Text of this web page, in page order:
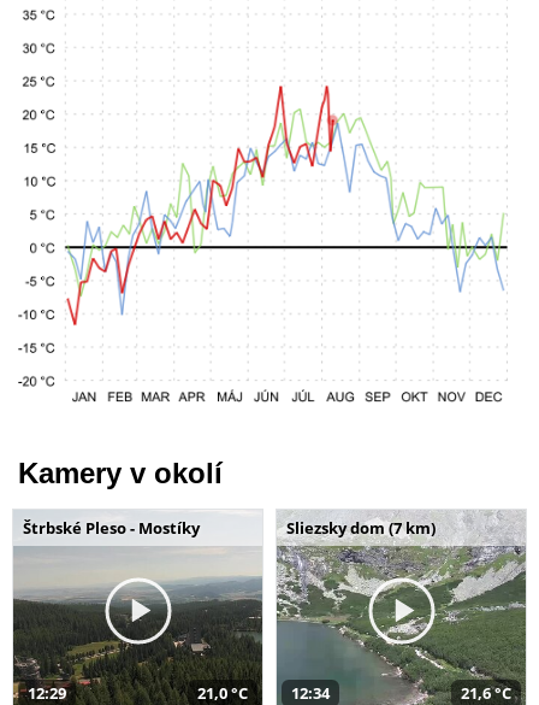
Kamery v okolí
Štrbské Pleso - Mostíky
12:29 21,0 °C
Sliezsky dom (7 km)
12:34 21,6 °C